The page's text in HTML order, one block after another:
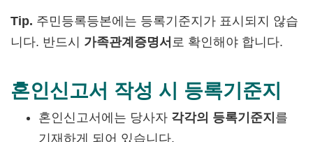
Tip. 주민등록등본에는 등록기준지가 표시되지 않습
니다. 반드시 가족관계증명서 로 확인해야 합니다.
혼인신고서 작성 시 등록기준지
혼인신고서에는 당사자 각각의 등록기준지 를
기재하게 되어 있습니다.